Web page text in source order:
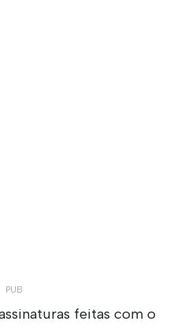
feitas com o